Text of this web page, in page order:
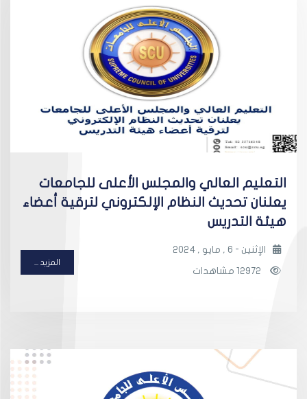
التعليم العالي والمجلس الأعلى للجامعات
يعلنان تحديث النظام الإلكتروني لترقية أعضاء
هيئة التدريس
الإثنين - 6 , مايو , 2024
المزيد ...